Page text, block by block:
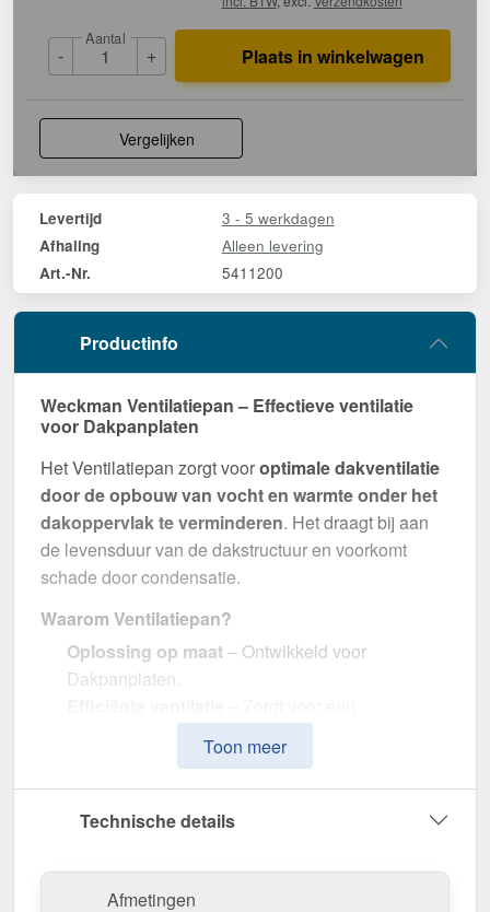
-
Aantal
+ Plaats in winkelwagen
Vergelijken
Levertijd 3 - 5 werkdagen
Afhaling Alleen levering
Art.-Nr. 5411200
Productinfo
Weckman Ventilatiepan – Effectieve ventilatie
voor Dakpanplaten
Het Ventilatiepan zorgt vooroptimale dakventilatie
door de opbouw van vocht en warmte onder het
dakoppervlak te verminderen. Het draagt bij aan
de levensduur van de dakstructuur en voorkomt
schade door condensatie.
Waarom Ventilatiepan?
Oplossing op maat– Ontwikkeld voor
Dakpanplaten.
gelijkmatige luchtcirculatie.
Grote ventilatiedoorsnede– 200 cm² voor
optimale luchtuitwisseling.
Robuust materiaal– Gemaakt van
In kleur gecoördineerd– In Donkergroen (≈
RAL 6020) voor een harmonieuze daklook.
Toon meer
Technische details
Afmetingen